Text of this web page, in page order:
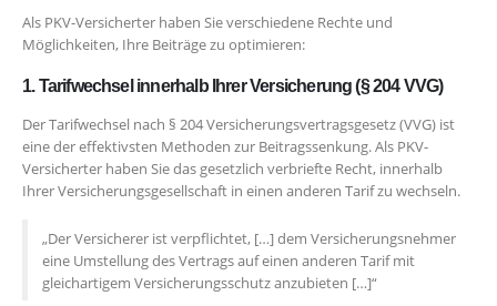
Als PKV-Versicherter haben Sie verschiedene Rechte und
Möglichkeiten, Ihre Beiträge zu optimieren:
1. Tarifwechsel innerhalb Ihrer Versicherung (§ 204 VVG)
Der Tarifwechsel nach § 204 Versicherungsvertragsgesetz (VVG) ist
eine der effektivsten Methoden zur Beitragssenkung. Als PKV-
Versicherter haben Sie das gesetzlich verbriefte Recht, innerhalb
Ihrer Versicherungsgesellschaft in einen anderen Tarif zu wechseln.
„Der Versicherer ist verpflichtet, […] dem Versicherungsnehmer
eine Umstellung des Vertrags auf einen anderen Tarif mit
gleichartigem Versicherungsschutz anzubieten […]“